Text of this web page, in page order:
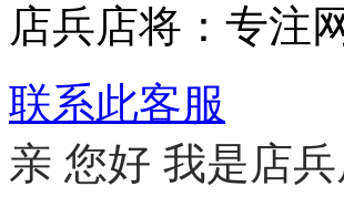
店兵店将：专注
联系此客服
亲 您好 我是店